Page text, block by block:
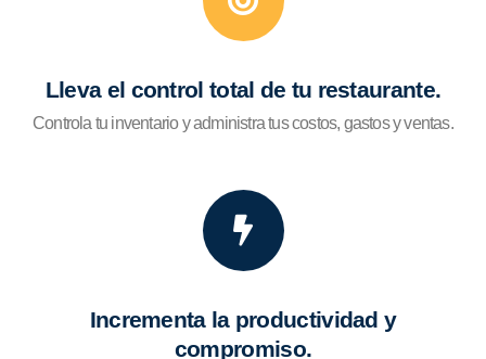
Lleva el control total de tu restaurante.
Controla tu inventario y administra tus costos, gastos y ventas.
Incrementa la productividad y
compromiso.